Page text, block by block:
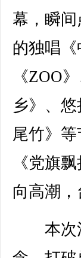
幕，瞬
的独唱
《ZOO
乡》、
尾竹》
《党旗
向高潮
本次活